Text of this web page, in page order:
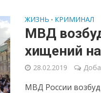
ЖИЗНЬ • КРИМИНАЛ
МВД
хищений
28.02.2019
МВД России